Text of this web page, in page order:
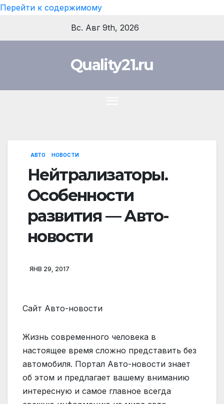
Перейти к содержимому
Вс. Авг 9th, 2026
Quality21.ru
АВТО НОВОСТИ
Нейтрализаторы.
Особенности
развития — Авто-
новости
ЯНВ 29, 2017
Сайт Авто-новости
Жизнь современного человека в
настоящее время сложно представить без
автомобиля. Портал Авто-новости знает
об этом и предлагает вашему вниманию
интересную и самое главное всегда